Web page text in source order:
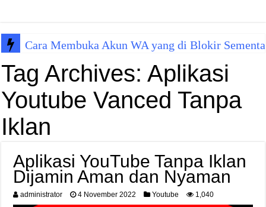
Cara Membuka Akun WA yang di Blokir
Tag Archives:Aplikasi
Youtube Vanced Tanpa
Iklan
Aplikasi YouTube Tanpa Iklan
Dijamin Aman dan Nyaman
administrator 4 November 2022 Youtube 1,040